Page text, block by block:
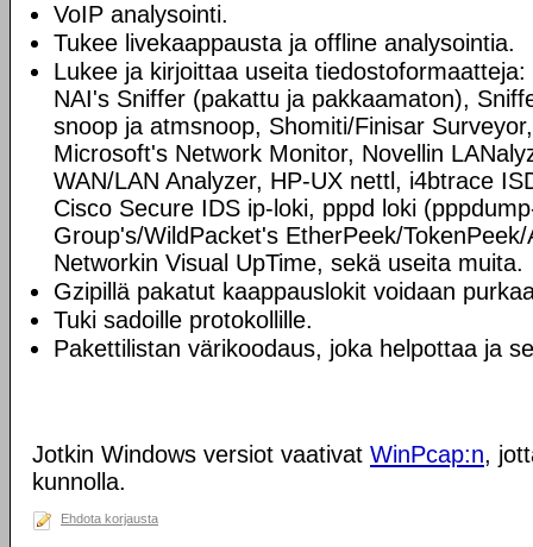
VoIP analysointi.
Tukee livekaappausta ja offline analysointia.
Lukee ja kirjoittaa useita
NAI's Sniffer (pakattu ja pakkaamaton),
snoop ja atmsnoop, Shomiti/Finisar
Microsoft's Network Monitor, Novellin
WAN/LAN Analyzer, HP-UX nettl, i4btrace
Cisco Secure IDS ip-loki, pppd loki
Group's/WildPacket's EtherPeek/
Networkin Visual UpTime, sekä useita muita.
Gzipillä pakatut kaappauslokit voidaan
Tuki sadoille protokollille.
Pakettilistan värikoodaus, joka helpottaa ja
Jotkin Windows versiot vaativat WinPcap:n,
kunnolla.
Ehdota korjausta